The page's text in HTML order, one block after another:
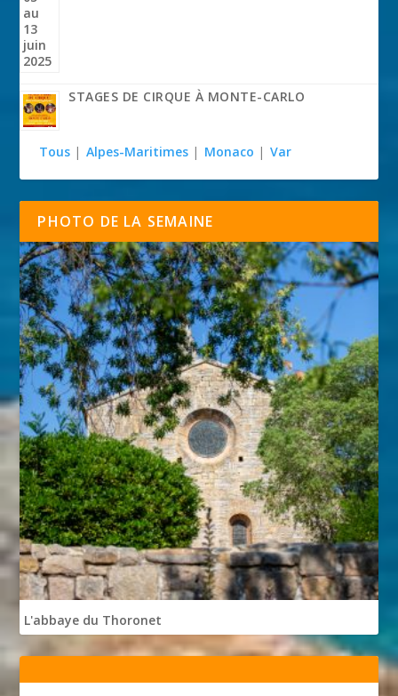
STAGES DE CIRQUE À MONTE-CARLO
Tous | Alpes-Maritimes | Monaco | Var
PHOTO DE LA SEMAINE
L'abbaye du Thoronet